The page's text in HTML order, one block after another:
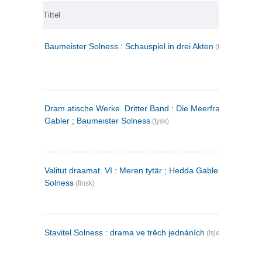
Tittel
Baumeister Solness : Schauspiel in drei Akten (tysk)
Dram atische Werke. Dritter Band : Die Meerfrau ; Hedda
Gabler ; Baumeister Solness (tysk)
Valitut draamat. VI : Meren tytär ; Hedda Gabler ;
Solness (finsk)
Stavitel Solness : drama ve trěch jednáních (tsjekkisk)